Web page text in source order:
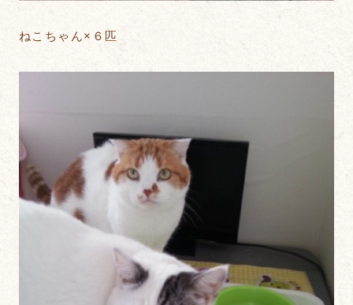
ねこちゃん×６匹